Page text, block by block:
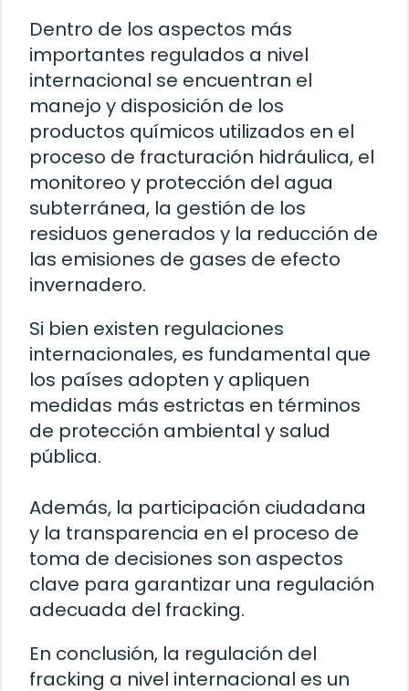
Dentro de los aspectos más
importantes regulados a nivel
internacional se encuentran el
manejo y disposición de los
productos químicos utilizados en el
proceso de fracturación hidráulica, el
monitoreo y protección del agua
subterránea, la gestión de los
residuos generados y la reducción de
las emisiones de gases de efecto
invernadero.
Si bien existen regulaciones
internacionales, es fundamental que
los países adopten y apliquen
medidas más estrictas en términos
de protección ambiental y salud
pública.
Además, la participación ciudadana
y la transparencia en el proceso de
toma de decisiones son aspectos
clave para garantizar una regulación
adecuada del fracking.
En conclusión, la regulación del
fracking a nivel internacional es un